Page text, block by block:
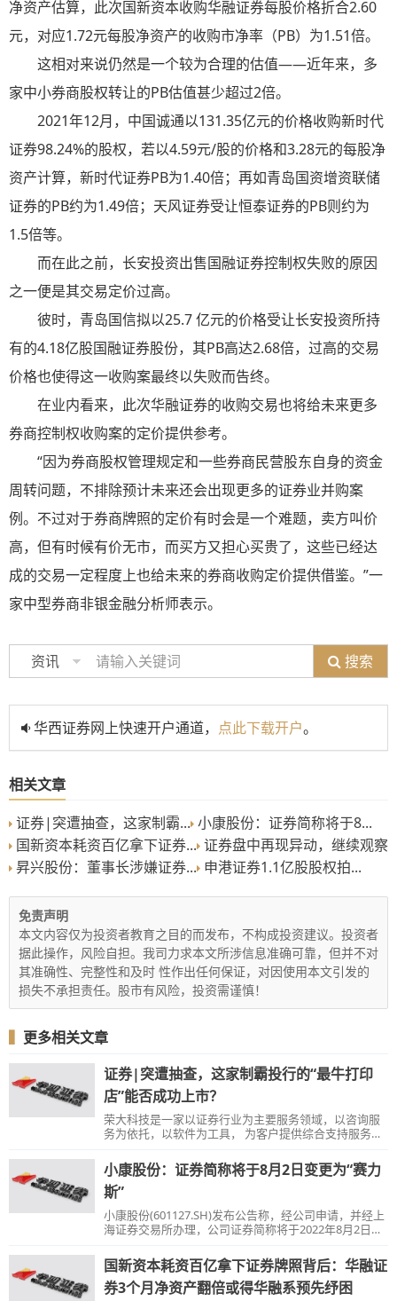
净资产估算，此次国新资本收购华融证券每股价格折合2.60
元，对应1.72元每股净资产的收购市净率（PB）为1.51倍。
这相对来说仍然是一个较为合理的估值——近年来，多
家中小券商股权转让的PB估值甚少超过2倍。
2021年12月，中国诚通以131.35亿元的价格收购新时代
证券98.24%的股权，若以4.59元/股的价格和3.28元的每股净
资产计算，新时代证券PB为1.40倍；再如青岛国资增资联储
证券的PB约为1.49倍；天风证券受让恒泰证券的PB则约为
1.5倍等。
而在此之前，长安投资出售国融证券控制权失败的原因
之一便是其交易定价过高。
彼时，青岛国信拟以25.7 亿元的价格受让长安投资所持
有的4.18亿股国融证券股份，其PB高达2.68倍，过高的交易
价格也使得这一收购案最终以失败而告终。
在业内看来，此次华融证券的收购交易也将给未来更多
券商控制权收购案的定价提供参考。
“因为券商股权管理规定和一些券商民营股东自身的资金
周转问题，不排除预计未来还会出现更多的证券业并购案
例。不过对于券商牌照的定价有时会是一个难题，卖方叫价
高，但有时候有价无市，而买方又担心买贵了，这些已经达
成的交易一定程度上也给未来的券商收购定价提供借鉴。”一
家中型券商非银金融分析师表示。
资讯 搜索
华西证券网上快速开户通道， 点此下载开户。
相关文章
证券|突遭抽查，这家制霸... 小康股份：证券简称将于8...
国新资本耗资百亿拿下证券... 证券盘中再现异动，继续观察
昇兴股份：董事长涉嫌证券... 申港证券1.1亿股股权拍...
免责声明
本文内容仅为投资者教育之目的而发布，不构成投资建议。投资者
据此操作，风险自担。我司力求本文所涉信息准确可靠，但并不对
其准确性、完整性和及时 性作出任何保证，对因使用本文引发的
损失不承担责任。股市有风险，投资需谨慎！
▍ 更多相关文章
证券|突遭抽查，这家制霸投行的“最牛打印
店”能否成功上市？
荣大科技是一家以证券行业为主要服务领域，以咨询服
务为依托，以软件为工具， 为客户提供综合支持服务的
投证券、海通证券、摩根大通证券（中国）和高盛高华
证券等多家证券公司采购。曾经帮助数家公司上市的荣
大科技，这次能否顺利冲刺IPO呢？
小康股份：证券简称将于8月2日变更为“赛力
斯”
小康股份(601127.SH)发布公告称，经公司申请，并经上
海证券交易所办理，公司证券简称将于2022年8月2日由
国新资本耗资百亿拿下证券牌照背后：华融证
券3个月净资产翻倍或得华融系预先纾困